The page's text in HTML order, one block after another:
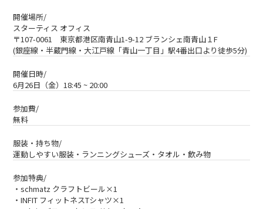
開催場所/
スターティス オフィス
〒107-0061 東京都港区南青山1-9-12 ブランシェ南青山１F
(銀座線・半蔵門線・大江戸線「青山一丁目」駅4番出口より徒歩5分)
開催日時/
6月26日（金）18:45 ~ 20:00
参加費/
無料
服装・持ち物/
運動しやすい服装・ランニングシューズ・タオル・飲み物
参加特典/
・schmatz クラフトビール×1
・INFIT フィットネスTシャツ×1